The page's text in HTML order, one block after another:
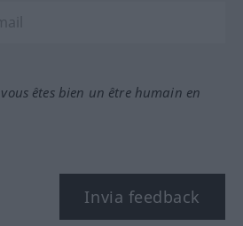
êtes bien un être humain en
Invia feedback